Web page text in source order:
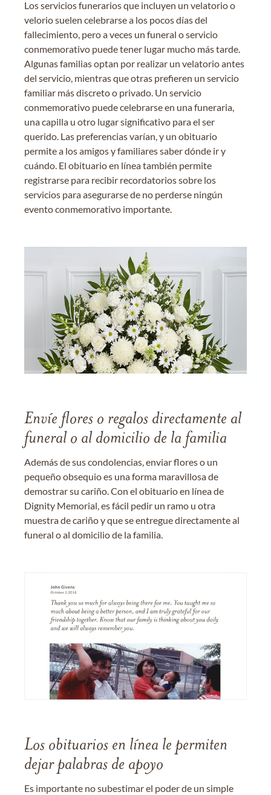
Los servicios funerarios que incluyen un velatorio o
velorio suelen celebrarse a los pocos días del
fallecimiento, pero a veces un funeral o servicio
conmemorativo puede tener lugar mucho más tarde.
Algunas familias optan por realizar un velatorio antes
del servicio, mientras que otras prefieren un servicio
familiar más discreto o privado. Un servicio
conmemorativo puede celebrarse en una funeraria,
una capilla u otro lugar significativo para el ser
querido. Las preferencias varían, y un obituario
permite a los amigos y familiares saber dónde ir y
cuándo. El obituario en línea también permite
registrarse para recibir recordatorios sobre los
servicios para asegurarse de no perderse ningún
evento conmemorativo importante.
Envíe flores o regalos directamente al
funeral o al domicilio de la familia
Además de sus condolencias, enviar flores o un
pequeño obsequio es una forma maravillosa de
demostrar su cariño. Con el obituario en línea de
Dignity Memorial, es fácil pedir un ramo u otra
muestra de cariño y que se entregue directamente al
funeral o al domicilio de la familia.
Los obituarios en línea le permiten
dejar palabras de apoyo
Es importante no subestimar el poder de un simple